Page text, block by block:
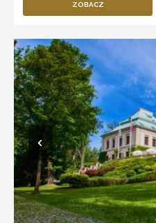
ZOBACZ